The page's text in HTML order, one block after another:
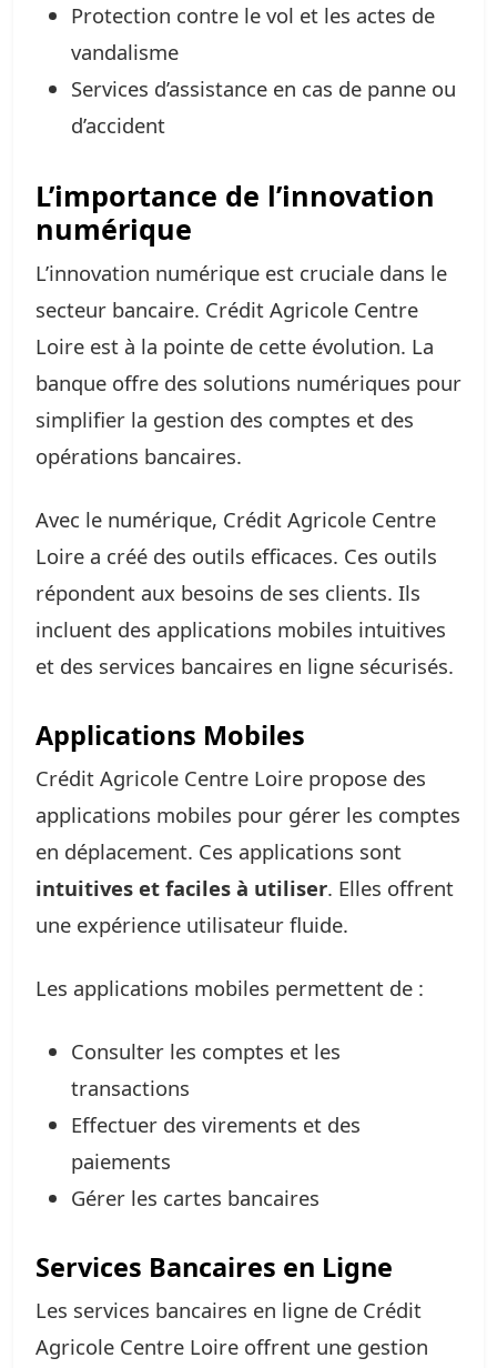
Protection contre le vol et les actes de
vandalisme
Services d’assistance en cas de panne ou
d’accident
L’importance de l’innovation
numérique
L’innovation numérique est cruciale dans le
secteur bancaire. Crédit Agricole Centre
Loire est à la pointe de cette évolution. La
banque offre des solutions numériques pour
simplifier la gestion des comptes et des
opérations bancaires.
Avec le numérique, Crédit Agricole Centre
Loire a créé des outils efficaces. Ces outils
répondent aux besoins de ses clients. Ils
incluent des applications mobiles intuitives
et des services bancaires en ligne sécurisés.
Applications Mobiles
Crédit Agricole Centre Loire propose des
applications mobiles pour gérer les comptes
en déplacement. Ces applications sont
intuitives et faciles à utiliser. Elles offrent
une expérience utilisateur fluide.
Les applications mobiles permettent de :
Consulter les comptes et les
transactions
Effectuer des virements et des
paiements
Gérer les cartes bancaires
Services Bancaires en Ligne
Les services bancaires en ligne de Crédit
Agricole Centre Loire offrent une gestion